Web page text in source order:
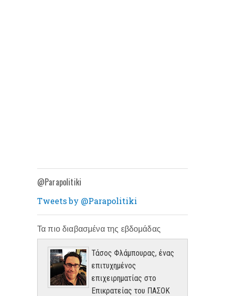
@Parapolitiki
Tweets by @Parapolitiki
Τα πιο διαβασμένα της εβδομάδας
Τάσος Φλάμπουρας, ένας
επιτυχημένος
επιχειρηματίας στο
Επικρατείας του ΠΑΣΟΚ